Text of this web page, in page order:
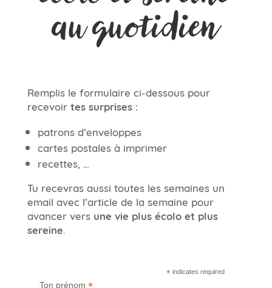
au quotidien
Remplis le formulaire ci-dessous pour
recevoir tes surprises :
patrons d’enveloppes
cartes postales à imprimer
recettes, …
Tu recevras aussi toutes les semaines un
email avec l’article de la semaine pour
avancer vers une vie plus écolo et plus
sereine.
* indicates required
Ton prénom